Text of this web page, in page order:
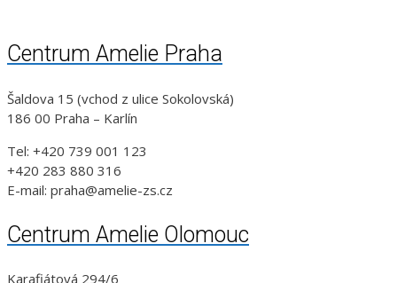
Centrum Amelie Praha
Šaldova 15 (vchod z ulice Sokolovská)
186 00 Praha – Karlín
Tel: +420 739 001 123
+420 283 880 316
E-mail: praha@amelie-zs.cz
Centrum Amelie Olomouc
Karafiátová 294/6